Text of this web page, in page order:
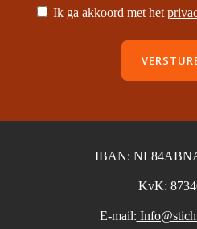
Ik ga akkoord met het
IBAN:
KvK:
E-mail: